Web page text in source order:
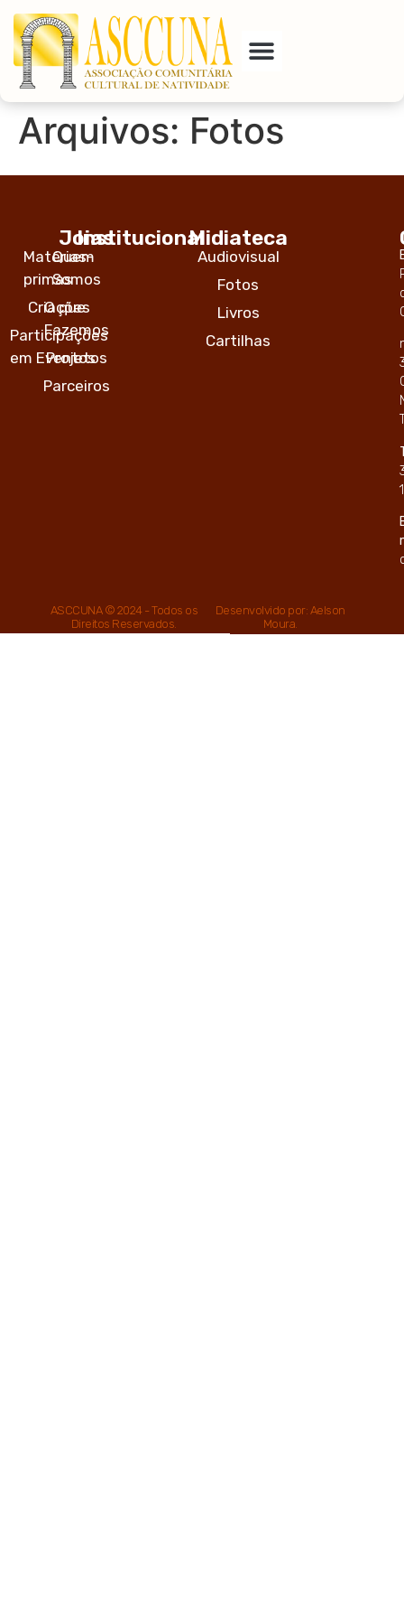
Arquivos: Fotos
Joias
Matérias-
primas
Criações
Participações
em Eventos
Institucional
Quem
Somos
O que
Fazemos
Projetos
Parceiros
Midiateca
Audiovisual
Fotos
Livros
Cartilhas
Desenvolvido por: Aelson
Moura.
ASCCUNA © 2024 - Todos os
Direitos Reservados.